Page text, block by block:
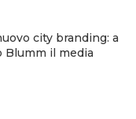
city branding: a
Blumm il media